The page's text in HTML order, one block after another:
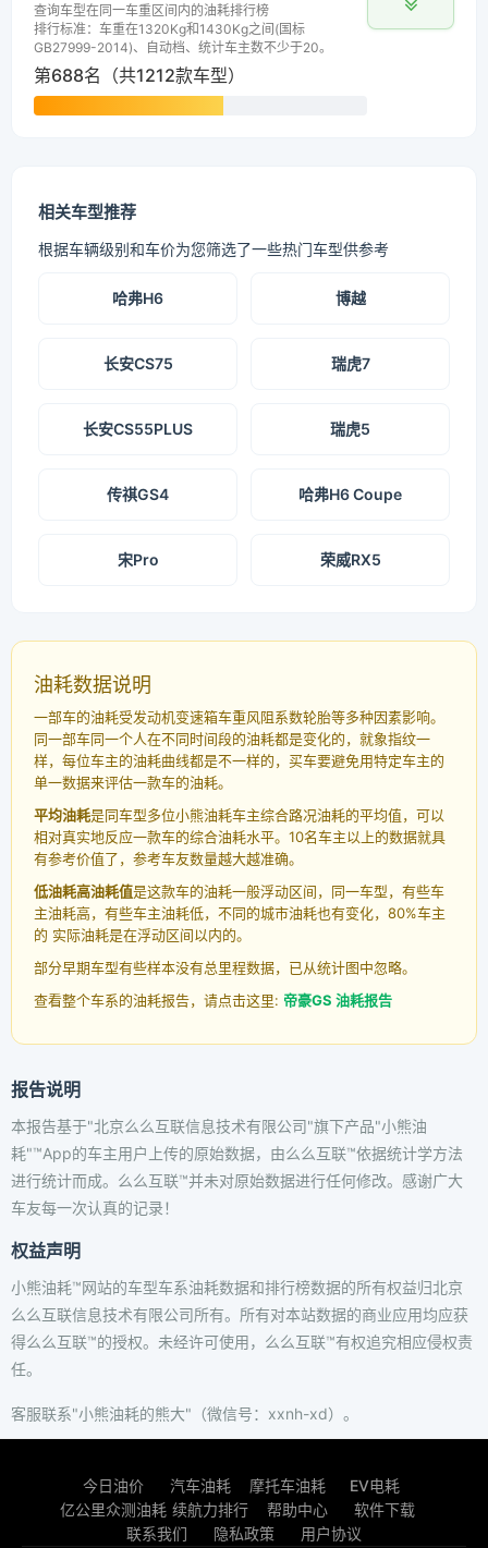
查询车型在同一车重区间内的油耗排行榜
排行标准：车重在1320Kg和1430Kg之间(国标
GB27999-2014)、自动档、统计车主数不少于20。
第688名（共1212款车型）
相关车型推荐
根据车辆级别和车价为您筛选了一些热门车型供参考
哈弗H6 博越
长安CS75 瑞虎7
长安CS55PLUS 瑞虎5
传祺GS4 哈弗H6 Coupe
宋Pro 荣威RX5
油耗数据说明
一部车的油耗受发动机变速箱车重风阻系数轮胎等多种因素影响。
同一部车同一个人在不同时间段的油耗都是变化的，就象指纹一
样，每位车主的油耗曲线都是不一样的，买车要避免用特定车主的
单一数据来评估一款车的油耗。
平均油耗是同车型多位小熊油耗车主综合路况油耗的平均值，可以
相对真实地反应一款车的综合油耗水平。10名车主以上的数据就具
有参考价值了，参考车友数量越大越准确。
低油耗高油耗值是这款车的油耗一般浮动区间，同一车型，有些车
主油耗高，有些车主油耗低，不同的城市油耗也有变化，80%车主
的 实际油耗是在浮动区间以内的。
部分早期车型有些样本没有总里程数据，已从统计图中忽略。
查看整个车系的油耗报告，请点击这里: 帝豪GS 油耗报告
报告说明
本报告基于"北京么么互联信息技术有限公司"旗下产品"小熊油
耗"™App的车主用户上传的原始数据，由么么互联™依据统计学方法
进行统计而成。么么互联™并未对原始数据进行任何修改。感谢广大
车友每一次认真的记录！
权益声明
小熊油耗™网站的车型车系油耗数据和排行榜数据的所有权益归北京
么么互联信息技术有限公司所有。所有对本站数据的商业应用均应获
得么么互联™的授权。未经许可使用，么么互联™有权追究相应侵权责
任。
客服联系"小熊油耗的熊大"（微信号：xxnh-xd）。
今日油价 汽车油耗 摩托车油耗
EV电耗
亿公里众测油耗 续航力排行 帮助中心
软件下载
联系我们
隐私政策 用户协议